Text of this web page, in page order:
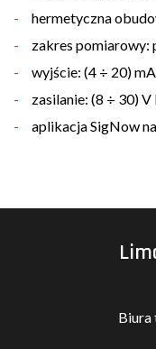
hermetyczna
zakres pomiarowy:
wyjście: (4 ÷ 20)
zasilanie: (8 ÷ 30) V
aplikacja SigNow
Biura